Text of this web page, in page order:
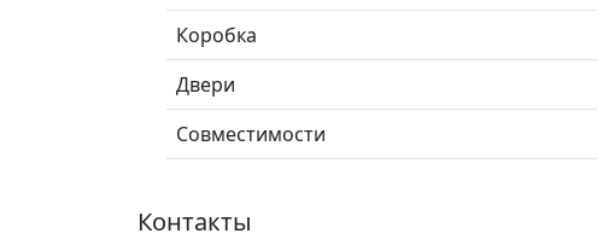
Коробка
Двери
Совместимости
Контакты